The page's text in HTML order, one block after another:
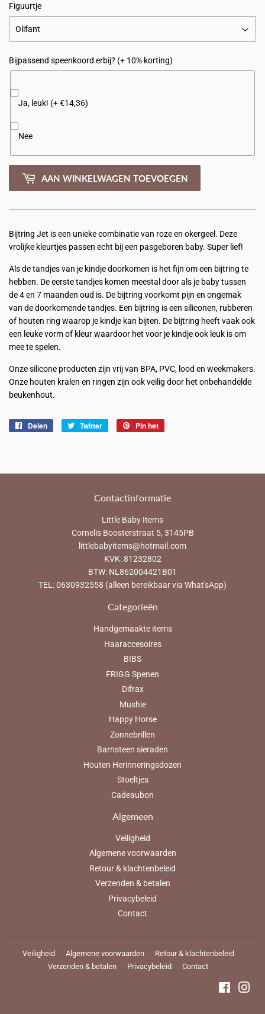
Figuurtje
Bijpassend speenkoord erbij? (+ 10% korting)
Ja, leuk! (+ €14,36)
Nee
AAN WINKELWAGEN TOEVOEGEN
Bijtring Jet is een unieke combinatie van roze en okergeel. Deze
vrolijke kleurtjes passen echt bij een pasgeboren baby. Super lief!
Als de tandjes van je kindje doorkomen is het fijn om een bijtring te
hebben. De eerste tandjes komen meestal door als je baby tussen
de 4 en 7 maanden oud is. De bijtring voorkomt pijn en ongemak
van de doorkomende tandjes. Een bijtring is een siliconen, rubberen
of houten ring waarop je kindje kan bijten. De bijtring heeft vaak ook
een leuke vorm of kleur waardoor het voor je kindje ook leuk is om
mee te spelen.
Onze silicone producten zijn vrij van BPA, PVC, lood en weekmakers.
Onze houten kralen en ringen zijn ook veilig door het onbehandelde
beukenhout.
Delen
Delen
Twitter
TwitterenPin het
Contactinformatie
Little Baby Items
Cornelis Boosterstraat 5, 3145PB
littlebabyitems@hotmail.com
KVK: 81232802
BTW: NL862004421B01
TEL: 0630932558 (alleen bereikbaar via What'sApp)
Categorieën
Handgemaakte items
Haaraccesoires
BIBS
FRIGG Spenen
Difrax
Mushie
Happy Horse
Zonnebrillen
Barnsteen sieraden
Houten Herinneringsdozen
Stoeltjes
Cadeaubon
Algemeen
Veiligheid
Algemene voorwaarden
Retour & klachtenbeleid
Verzenden & betalen
Privacybeleid
Contact
Veiligheid Algemene voorwaarden
Retour & klachtenbeleid
Verzenden & betalen
Privacybeleid Contact